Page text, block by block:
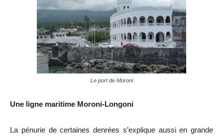
Le port de Moroni
Une ligne maritime Moroni-Longoni
La pénurie de certaines denrées s’explique aussi en grande